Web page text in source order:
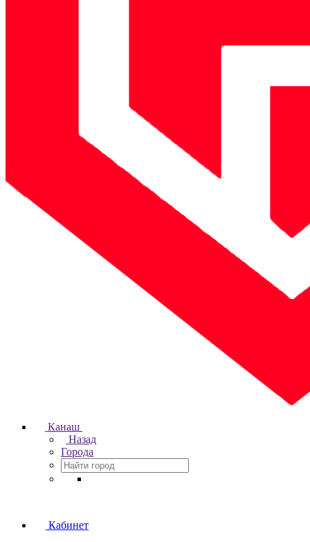
Канаш
Назад
Города
Кабинет